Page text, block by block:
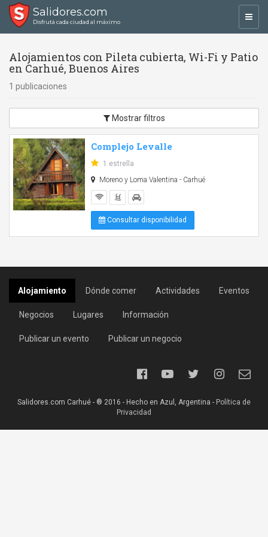
Salidores.com
Disfrutá cada ciudad al máximo
Alojamientos con Pileta cubierta, Wi-Fi y Patio
en Carhué, Buenos Aires
1 publicaciones
Mostrar filtros
Complejo Levalle
1 estrella
Moreno y Loma Valentina - Carhué
Consultar disponibilidad
Alojamiento Dónde comer Actividades Eventos
Negocios Lugares Información
Publicar un evento Publicar un negocio
Salidores.com Carhué - ® 2016 - Hecho en Azul, Argentina - Política de
Privacidad